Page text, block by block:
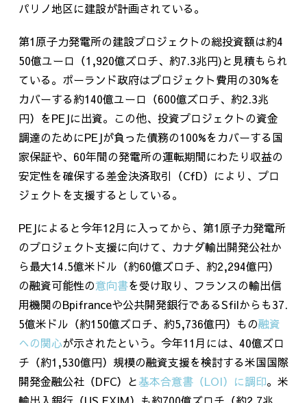
パリノ地区に建設が計画されている。
第1原子力発電所の建設プロジェクトの総投資額は約4
50億ユーロ（1,920億ズロチ、約7.3兆円)と見積もられ
ている。ポーランド政府はプロジェクト費用の30%を
カバーする約140億ユーロ（600億ズロチ、約2.3兆
円）をPEJに出資。この他、投資プロジェクトの資金
調達のためにPEJが負った債務の100%をカバーする国
家保証や、 60年間の発電所の運転期間にわたり収益の
安定性を確保する差金決済取引（CfD）により、プロ
ジェクトを支援するとしている。
PEJによると今年12月に入ってから、第1原子力発電所
のプロジェクト支援に向けて、カナダ輸出開発公社か
ら最大14.5億米ドル（約60億ズロチ、約2,294億円）
の融資可能性の意向書を受け取り、フランスの輸出信
用機関のBpifranceや公共開発銀行であるSfilからも37.
5億米ドル（約150億ズロチ、約5,736億円）もの融資
への関心が示されたという。今年11月には、 40億ズロ
チ（約1,530億円）規模の融資支援を検討する米国国際
開発金融公社（DFC）と基本合意書（LOI）に調印。米